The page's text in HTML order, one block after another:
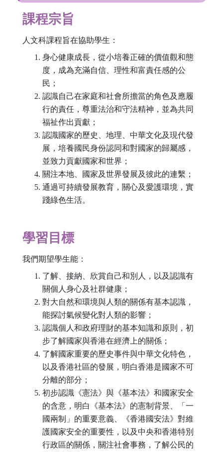
課程宗旨
人文科課程旨在協助學生：
身心健康成長，從小培養正確的價值觀和態
度，成為充滿自信、理性和富責任感的公
民；
認識自己在家庭和社會所擔當的角色及應履
行的責任，尊重法治和守法精神，並為共同
福祉作出貢獻；
認識國家的歷史、地理、中華文化及現代發
展，培養國民身份認同和對國家的歸屬感，
並致力貢獻國家和世界；
關注本地、國家及世界發展及彼此的連繫；
通過可持續發展教育，關心及愛護環境，實
踐綠色生活。
學習目標
我們期望學生能：
了解、接納、欣賞自己和別人，以及認識有
關個人身心及社群健康；
對大自然和環境與人類的關係有基本認識，
能探討氣候變化對人類的影響；
認識個人和政府理財的基本知識和原則，初
步了解國家與香港在經濟上的關係；
了解國家重要的歷史事件與中華文化特色，
以及香港社區的發展，明白香港是國家不可
分離的部分；
初步認識《憲法》與《基本法》和國家安全
的含意，明白《基本法》的憲制背景、「一
國兩制」的重要意義、《香港國安法》對維
護國家安全的重要性，以及中央和香港特別
行政區的關係，關注社會事務，了解公民的